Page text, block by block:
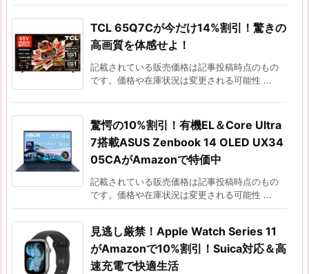
TCL 65Q7Cが今だけ14%割引！驚きの
高画質を体感せよ！
記載されている販売価格は記事投稿時点のもの
です。価格や在庫状況は変更される可能性 ...
驚愕の10%割引！有機EL＆Core Ultra
7搭載ASUS Zenbook 14 OLED UX34
05CAがAmazonで特価中
記載されている販売価格は記事投稿時点のもの
です。価格や在庫状況は変更される可能性 ...
見逃し厳禁！Apple Watch Series 11
がAmazonで10%割引！Suica対応＆高
速充電で快適生活